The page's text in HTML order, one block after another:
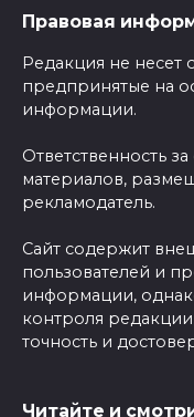
Правовая
Редакция не несет
предпринятые на
информации.
Ответственность
материалов,
рекламодатель.
Сайт содержит
пользователей и
информации,
контроля
точность и
Читайте и